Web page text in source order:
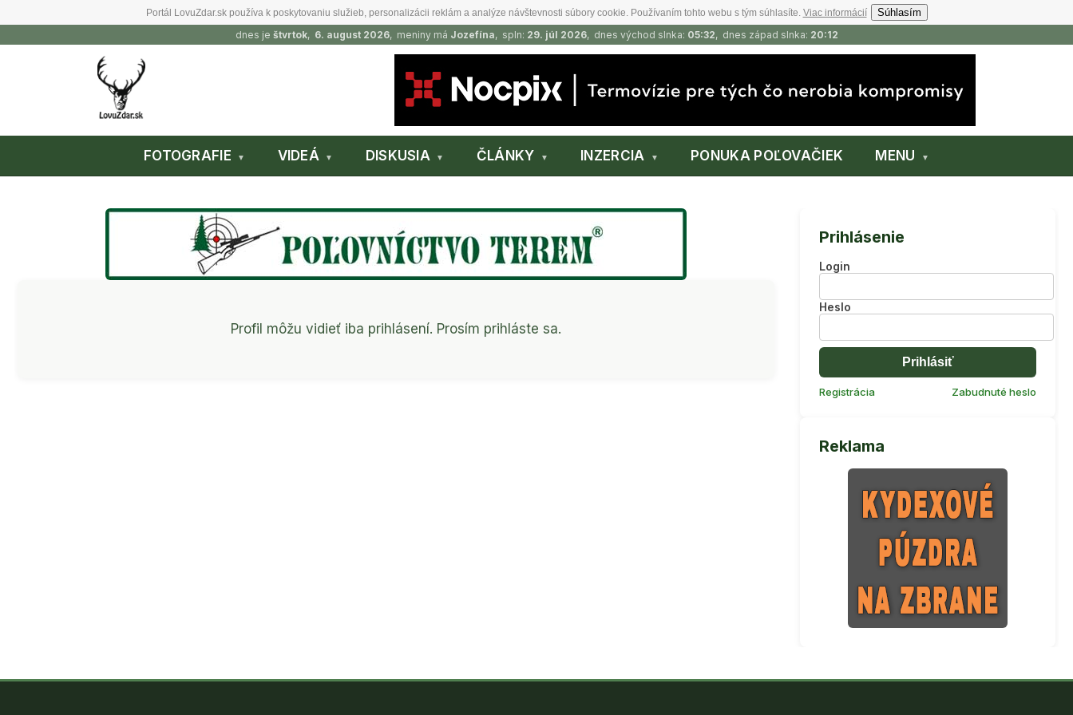
Portál LovuZdar.sk používa k poskytovaniu služieb, personalizácii reklám a analýze návštevnosti súbory cookie. Používaním tohto webu s tým súhlasíte. Viac informácií
Súhlasím
dnes je štvrtok, 6. august 2026, meniny má Jozefína, spln: 29. júl 2026, dnes východ slnka: 05:32, dnes západ slnka: 20:12
FOTOGRAFIE VIDEÁ DISKUSIA ČLÁNKY INZERCIA PONUKA POĽOVAČIEK MENU
Profil môžu vidieť iba prihlásení. Prosím prihláste sa.
Prihlásenie
Login
Heslo
Prihlásiť
Registrácia Zabudnuté heslo
Reklama